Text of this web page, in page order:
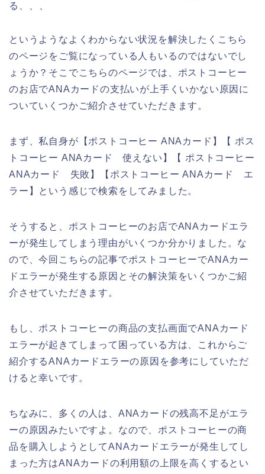
る、、、
というようなよくわからない状況を解決したくこちら
のページをご覧になっている人もいるのではないでし
ょうか？そこでこちらのページでは、ポストコーヒー
のお店でANAカードの支払いが上手くいかない原因に
ついていくつかご紹介させていただきます。
まず、私自身が【ポストコーヒー ANAカード】【 ポス
トコーヒー ANAカード 使えない】【 ポストコーヒー
ANAカード 失敗】【ポストコーヒー ANAカード エ
ラー】という感じで検索をしてみました。
そうすると、ポストコーヒーのお店でANAカードエラ
ーが発生してしまう理由がいくつか分かりました。な
ので、今回こちらの記事でポストコーヒーでANAカー
ドエラーが発生する原因とその解決策をいくつかご紹
介させていただきます。
もし、ポストコーヒーの商品の支払画面でANAカード
エラーが起きてしまって困っている方は、これからご
紹介するANAカードエラーの原因を参考にしていただ
けると幸いです。
ちなみに、多くの人は、ANAカードの残高不足がエラ
ーの原因みたいですよ。なので、ポストコーヒーの商
品を購入しようとしてANAカードエラーが発生してし
まった方はANAカードの利用額の上限を高くするとい